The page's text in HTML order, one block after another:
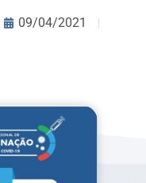
09/04/2021